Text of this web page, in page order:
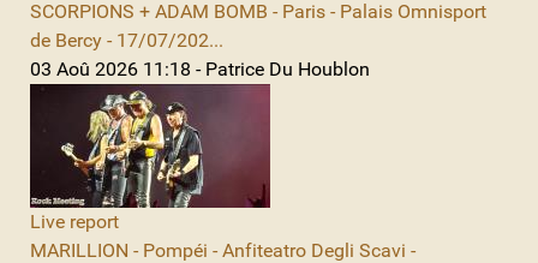
SCORPIONS + ADAM BOMB - Paris - Palais Omnisport
de Bercy - 17/07/202...
03 Aoû 2026 11:18 - Patrice Du Houblon
Live report
MARILLION - Pompéi - Anfiteatro Degli Scavi -